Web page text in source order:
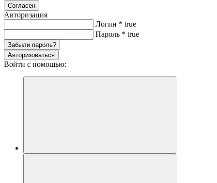
Согласен
Авторизация
Логин * true
Пароль * true
Забыли пароль?
Авторизоваться
Войти с помощью: